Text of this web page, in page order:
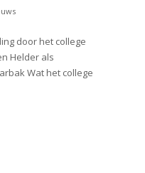
door het college
Helder als
Wat het college